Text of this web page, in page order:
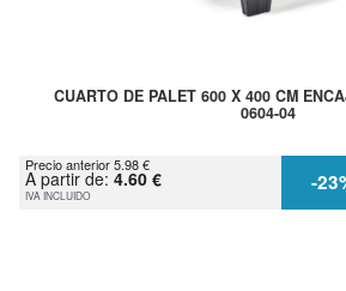
CUARTO DE PALET 600 X 400 CM
0604-04
Precio anterior 5.98 €
A partir de: 4.60 €
IVA INCLUIDO -